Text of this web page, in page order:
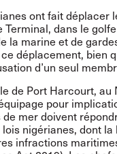
ont fait déplacer
Terminal, dans le
la marine et de
déplacement, bien
d’un seul
de Port Harcourt, au
pour
mer doivent
nigérianes, dont la
infractions